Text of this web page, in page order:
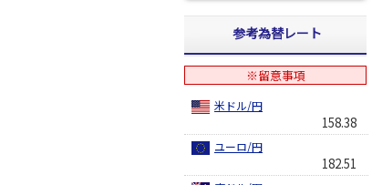
参考為替レート
※留意事項
米ドル/円
158.38
ユーロ/円
182.51